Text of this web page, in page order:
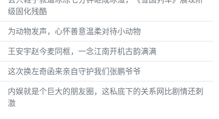
级固化残酷
为动物发声，心怀善意温柔对待小动物
王安宇赵今麦同框，一念江南开机古韵满满
这次换左奇函来亲自守护我们张鹏爷爷
内娱就是个巨大的朋友圈，这私底下的关系网比剧情还刺
激